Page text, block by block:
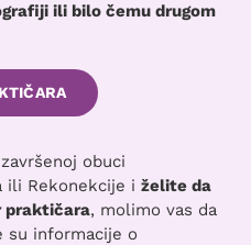
ili bilo čemu drugom
obuci
ili Rekonekcije i želite da
praktičara, molimo vas da
su informacije o